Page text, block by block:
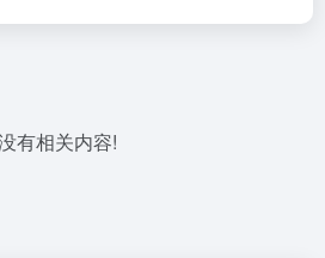
有相关内容!